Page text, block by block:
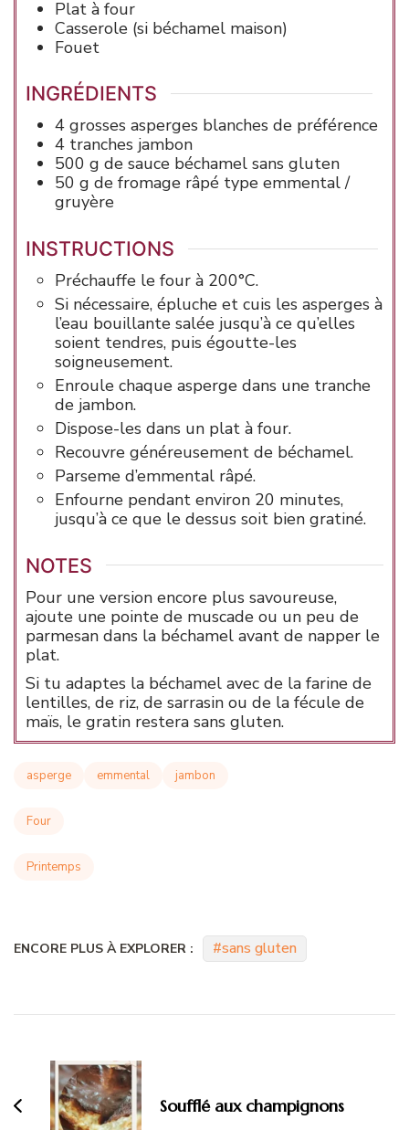
Plat à four
Casserole (si béchamel maison)
Fouet
INGRÉDIENTS
4 grosses asperges blanches de préférence
4 tranches jambon
500 g de sauce béchamel sans gluten
50 g de fromage râpé type emmental /
gruyère
INSTRUCTIONS
Préchauffe le four à 200°C.
Si nécessaire, épluche et cuis les asperges à
l’eau bouillante salée jusqu’à ce qu’elles
soient tendres, puis égoutte-les
soigneusement.
Enroule chaque asperge dans une tranche
de jambon.
Dispose-les dans un plat à four.
Recouvre généreusement de béchamel.
Parseme d’emmental râpé.
Enfourne pendant environ 20 minutes,
jusqu’à ce que le dessus soit bien gratiné.
NOTES
Pour une version encore plus savoureuse,
ajoute une pointe de muscade ou un peu de
parmesan dans la béchamel avant de napper le
plat.
Si tu adaptes la béchamel avec de la farine de
lentilles, de riz, de sarrasin ou de la fécule de
maïs, le gratin restera sans gluten.
asperge emmental jambon
Four
Printemps
ENCORE PLUS À EXPLORER : sans gluten
d'article
Soufflé aux champignons